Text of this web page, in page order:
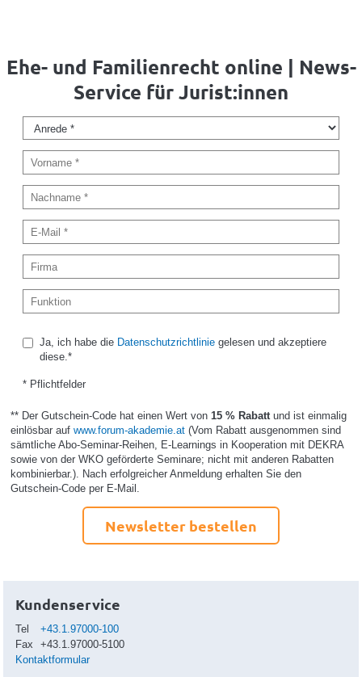
Ehe- und Familienrecht online | News-
Service für Jurist:innen
Ja, ich habe die Datenschutzrichtliniegelesen und akzeptiere
diese.*
* Pflichtfelder
** Der Gutschein-Code hat einen Wert von 15 % Rabatt und ist einmalig
einlösbar auf www.forum-akademie.at(Vom Rabatt ausgenommen sind
sämtliche Abo-Seminar-Reihen, E-Learnings in Kooperation mit DEKRA
sowie von der WKO geförderte Seminare; nicht mit anderen Rabatten
kombinierbar.). Nach erfolgreicher Anmeldung erhalten Sie den
Gutschein-Code per E-Mail.
Newsletter bestellen
Kundenservice
Tel
+43.1.97000-100
Fax
+43.1.97000-5100
Kontaktformular